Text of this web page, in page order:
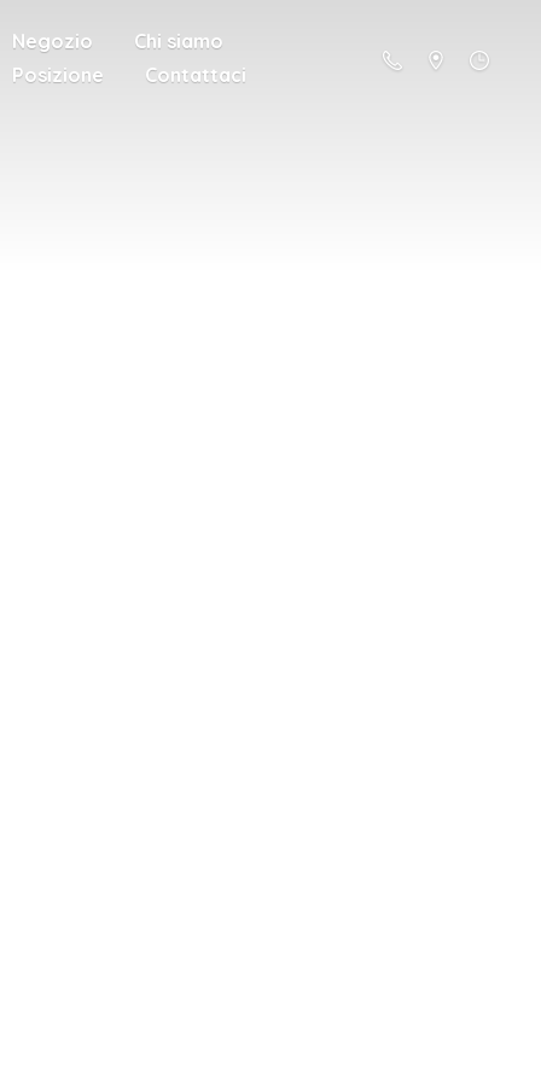
Negozio
Chi siamo
Posizione
Contattaci